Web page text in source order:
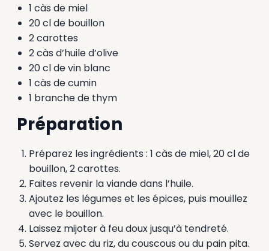
1 càs de miel
20 cl de bouillon
2 carottes
2 càs d’huile d’olive
20 cl de vin blanc
1 càs de cumin
1 branche de thym
Préparation
Préparez les ingrédients : 1 càs de miel, 20 cl de
bouillon, 2 carottes.
Faites revenir la viande dans l’huile.
Ajoutez les légumes et les épices, puis mouillez
avec le bouillon.
Laissez mijoter à feu doux jusqu’à tendreté.
Servez avec du riz, du couscous ou du pain pita.